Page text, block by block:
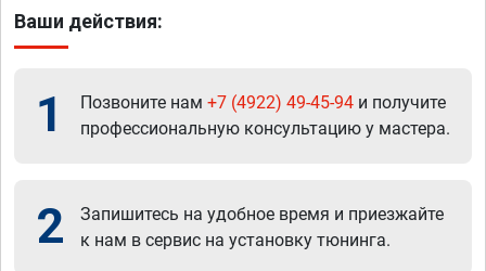
Ваши действия:
1 Позвоните нам +7 (4922) 49-45-94 и получите
профессиональную консультацию у мастера.
2
Запишитесь на удобное время и приезжайте
к нам в сервис на установку тюнинга.